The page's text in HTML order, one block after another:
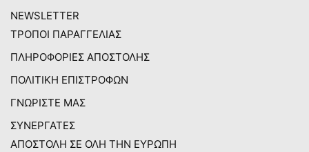
NEWSLETTER
ΤΡΟΠΟΙ ΠΑΡΑΓΓΕΛΙΑΣ
ΠΛΗΡΟΦΟΡΙΕΣ ΑΠΟΣΤΟΛΗΣ
ΠΟΛΙΤΙΚΗ ΕΠΙΣΤΡΟΦΩΝ
ΓΝΩΡΙΣΤΕ ΜΑΣ
ΣΥΝΕΡΓΑΤΕΣ
ΑΠΟΣΤΟΛΗ ΣΕ ΟΛΗ ΤΗΝ ΕΥΡΩΠΗ